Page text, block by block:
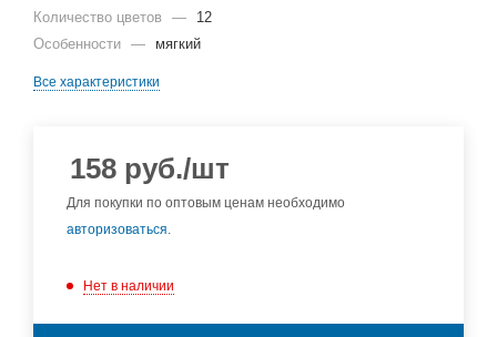
Количество цветов
—
12
Особенности — мягкий
Все характеристики
158 руб./шт
Для покупки по оптовым ценам необходимо
авторизоваться.
Нет в наличии